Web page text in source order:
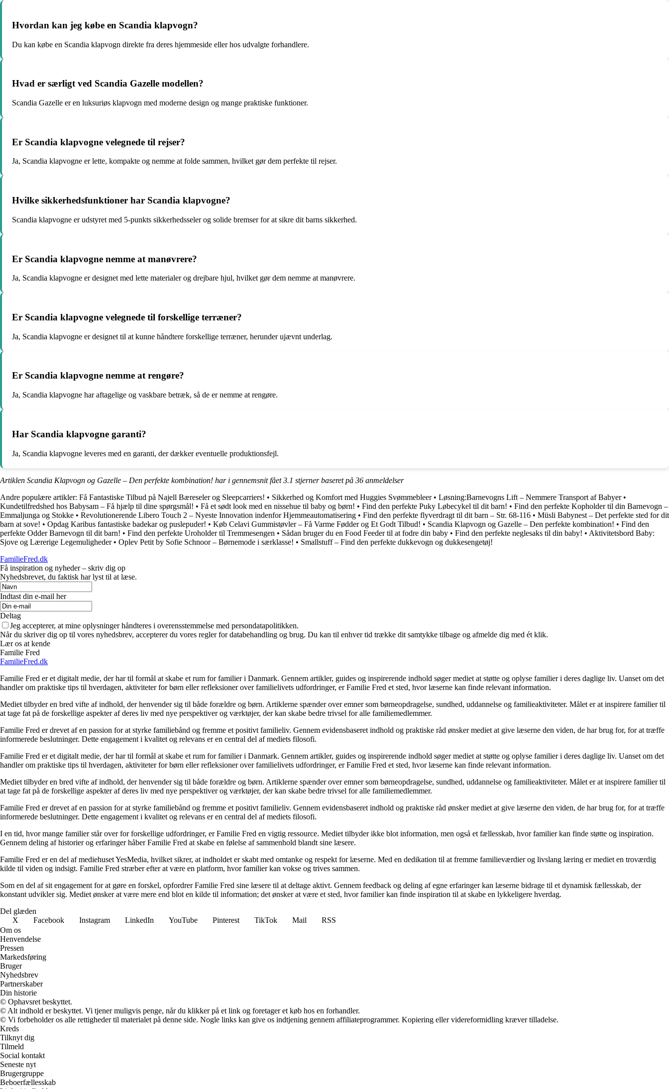
Hvordan kan jeg købe en Scandia klapvogn?
Du kan købe en Scandia klapvogn direkte fra deres hjemmeside eller hos udvalgte forhandlere.
Hvad er særligt ved Scandia Gazelle modellen?
Scandia Gazelle er en luksuriøs klapvogn med moderne design og mange praktiske funktioner.
Er Scandia klapvogne velegnede til rejser?
Ja, Scandia klapvogne er lette, kompakte og nemme at folde sammen, hvilket gør dem perfekte til rejser.
Hvilke sikkerhedsfunktioner har Scandia klapvogne?
Scandia klapvogne er udstyret med 5-punkts sikkerhedsseler og solide bremser for at sikre dit barns sikkerhed.
Er Scandia klapvogne nemme at manøvrere?
Ja, Scandia klapvogne er designet med lette materialer og drejbare hjul, hvilket gør dem nemme at manøvrere.
Er Scandia klapvogne velegnede til forskellige terræner?
Ja, Scandia klapvogne er designet til at kunne håndtere forskellige terræner, herunder ujævnt underlag.
Er Scandia klapvogne nemme at rengøre?
Ja, Scandia klapvogne har aftagelige og vaskbare betræk, så de er nemme at rengøre.
Har Scandia klapvogne garanti?
Ja, Scandia klapvogne leveres med en garanti, der dækker eventuelle produktionsfejl.
Artiklen Scandia Klapvogn og Gazelle – Den perfekte kombination! har i gennemsnit fået3.1 stjerner baseret på 36 anmeldelser
Andre populære artikler: Få Fantastiske Tilbud på Najell Bæreseler og Sleepcarriers! • Sikkerhed og Komfort med Huggies Svømmebleer• Løsning:Barnevogns Lift – Nemmere Transport af Babyer•
Kundetilfredshed hos Babysam – Få hjælp til dine spørgsmål! • Få et sødt look med en nissehue til baby og børn! • Find den perfekte Puky Løbecykel til dit barn! • Find den perfekte Kopholder til din Barnevogn –
Emmaljunga og Stokke • Revolutionerende Libero Touch 2 – Nyeste Innovation indenfor Hjemmeautomatisering • Find den perfekte flyverdragt til dit barn – Str. 68-116 • Müsli Babynest – Det perfekte sted for dit
barn at sove! • Opdag Karibus fantastiske badekar og puslepuder! • Køb Celavi Gummistøvler – Få Varme Fødder og Et Godt Tilbud! • Scandia Klapvogn og Gazelle – Den perfekte kombination! • Find den
perfekte Odder Barnevogn til dit barn! • Find den perfekte Uroholder til Tremmesengen • Sådan bruger du en Food Feeder til at fodre din baby • Find den perfekte neglesaks til din baby! • Aktivitetsbord Baby:
Sjove og Lærerige Legemuligheder• Oplev Petit by Sofie Schnoor – Børnemode i særklasse! • Smallstuff – Find den perfekte dukkevogn og dukkesengetøj!
FamilieFred.dk
Få inspiration og nyheder – skriv dig op
Nyhedsbrevet, du faktisk har lyst til at læse.
Indtast din e-mail her
Deltag
Jeg accepterer, at mine oplysninger håndteres i overensstemmelse med persondatapolitikken.
Når du skriver dig op til vores nyhedsbrev, accepterer du vores regler for databehandling og brug. Du kan til enhver tid trække dit samtykke tilbage og afmelde dig med ét klik.
Lær os at kende
Familie Fred
FamilieFred.dk
Familie Fred er et digitalt medie, der har til formål at skabe et rum for familier i Danmark. Gennem artikler, guides og inspirerende indhold søger mediet at støtte og oplyse familier i deres daglige liv. Uanset om det
handler om praktiske tips til hverdagen, aktiviteter for børn eller refleksioner over familielivets udfordringer, er Familie Fred et sted, hvor læserne kan finde relevant information.
Mediet tilbyder en bred vifte af indhold, der henvender sig til både forældre og børn. Artiklerne spænder over emner som børneopdragelse, sundhed, uddannelse og familieaktiviteter. Målet er at inspirere familier til
at tage fat på de forskellige aspekter af deres liv med nye perspektiver og værktøjer, der kan skabe bedre trivsel for alle familiemedlemmer.
Familie Fred er drevet af en passion for at styrke familiebånd og fremme et positivt familieliv. Gennem evidensbaseret indhold og praktiske råd ønsker mediet at give læserne den viden, de har brug for, for at træffe
informerede beslutninger. Dette engagement i kvalitet og relevans er en central del af mediets filosofi.
Familie Fred er et digitalt medie, der har til formål at skabe et rum for familier i Danmark. Gennem artikler, guides og inspirerende indhold søger mediet at støtte og oplyse familier i deres daglige liv. Uanset om det
handler om praktiske tips til hverdagen, aktiviteter for børn eller refleksioner over familielivets udfordringer, er Familie Fred et sted, hvor læserne kan finde relevant information.
Mediet tilbyder en bred vifte af indhold, der henvender sig til både forældre og børn. Artiklerne spænder over emner som børneopdragelse, sundhed, uddannelse og familieaktiviteter. Målet er at inspirere familier til
at tage fat på de forskellige aspekter af deres liv med nye perspektiver og værktøjer, der kan skabe bedre trivsel for alle familiemedlemmer.
Familie Fred er drevet af en passion for at styrke familiebånd og fremme et positivt familieliv. Gennem evidensbaseret indhold og praktiske råd ønsker mediet at give læserne den viden, de har brug for, for at træffe
informerede beslutninger. Dette engagement i kvalitet og relevans er en central del af mediets filosofi.
I en tid, hvor mange familier står over for forskellige udfordringer, er Familie Fred en vigtig ressource. Mediet tilbyder ikke blot information, men også et fællesskab, hvor familier kan finde støtte og inspiration.
Gennem deling af historier og erfaringer håber Familie Fred at skabe en følelse af sammenhold blandt sine læsere.
Familie Fred er en del af mediehuset YesMedia, hvilket sikrer, at indholdet er skabt med omtanke og respekt for læserne. Med en dedikation til at fremme familieværdier og livslang læring er mediet en troværdig
kilde til viden og indsigt. Familie Fred stræber efter at være en platform, hvor familier kan vokse og trives sammen.
Som en del af sit engagement for at gøre en forskel, opfordrer Familie Fred sine læsere til at deltage aktivt. Gennem feedback og deling af egne erfaringer kan læserne bidrage til et dynamisk fællesskab, der
konstant udvikler sig. Mediet ønsker at være mere end blot en kilde til information; det ønsker at være et sted, hvor familier kan finde inspiration til at skabe en lykkeligere hverdag.
Del glæden
X
Facebook Instagram LinkedIn YouTube Pinterest TikTok Mail
RSS
Om os
Henvendelse
Pressen
Markedsføring
Bruger
Nyhedsbrev
Partnerskaber
Din historie
© Ophavsret beskyttet.
© Alt indhold er beskyttet. Vi tjener muligvis penge, når du klikker på et link og foretager et køb hos en forhandler.
© Vi forbeholder os alle rettigheder til materialet på denne side. Nogle links kan give os indtjening gennem affiliateprogrammer. Kopiering eller videreformidling kræver tilladelse.
Kreds
Tilknyt dig
Tilmeld
Social kontakt
Seneste nyt
Brugergruppe
Beboerfællesskab